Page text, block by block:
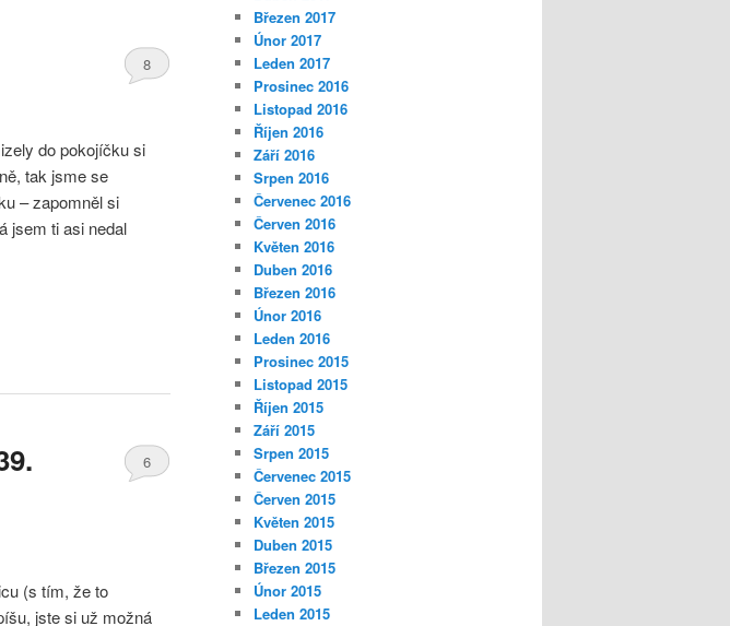
8
do pokojíčku si
tak jsme se
– zapomněl si
jsem ti asi nedal
6
(s tím, že to
jste si už možná
Březen 2017
Únor 2017
Leden 2017
Prosinec 2016
Listopad 2016
Říjen 2016
Září 2016
Srpen 2016
Červenec 2016
Červen 2016
Květen 2016
Duben 2016
Březen 2016
Únor 2016
Leden 2016
Prosinec 2015
Listopad 2015
Říjen 2015
Září 2015
Srpen 2015
Červenec 2015
Červen 2015
Květen 2015
Duben 2015
Březen 2015
Únor 2015
Leden 2015